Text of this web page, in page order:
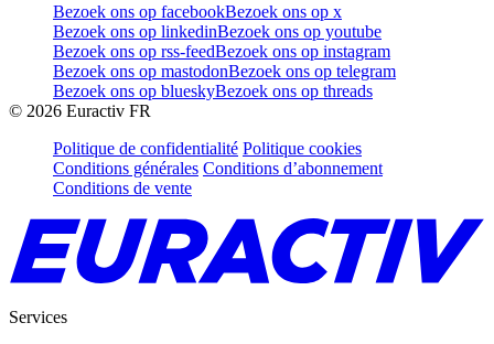
Bezoek ons op facebookBezoek ons op x
Bezoek ons op linkedinBezoek ons op youtube
Bezoek ons op rss-feedBezoek ons op instagram
Bezoek ons op mastodonBezoek ons op telegram
Bezoek ons op blueskyBezoek ons op threads
© 2026 Euractiv FR
Politique de confidentialité Politique cookies
Conditions générales Conditions d’abonnement
Conditions de vente
Services